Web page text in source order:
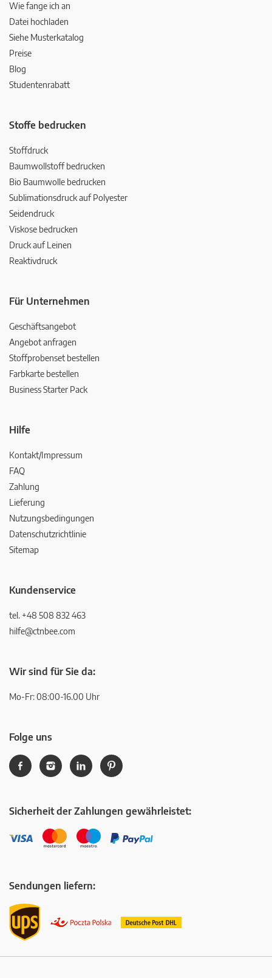
Wie fange ich an
Datei hochladen
Siehe Musterkatalog
Preise
Blog
Studentenrabatt
Stoffe bedrucken
Stoffdruck
Baumwollstoff bedrucken
Bio Baumwolle bedrucken
Sublimationsdruck auf Polyester
Seidendruck
Viskose bedrucken
Druck auf Leinen
Reaktivdruck
Für Unternehmen
Geschäftsangebot
Angebot anfragen
Stoffprobenset bestellen
Farbkarte bestellen
Business Starter Pack
Hilfe
Kontakt/Impressum
FAQ
Zahlung
Lieferung
Nutzungsbedingungen
Datenschutzrichtlinie
Sitemap
Kundenservice
tel. +48 508 832 463
hilfe@ctnbee.com
Wir sind für Sie da:
Mo-Fr: 08:00-16.00 Uhr
Folge uns
Sicherheit der Zahlungen gewährleistet:
Sendungen liefern: